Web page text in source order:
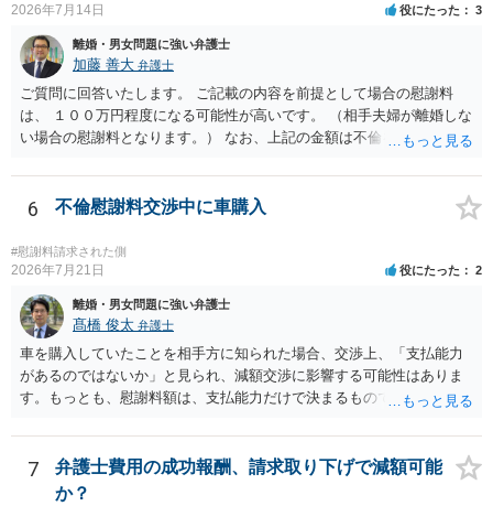
2026年7月14日 役にたった 3
離婚・男女問題に強い弁護士
加藤 善大 弁護士
ご質問に回答いたします。 ご記載の内容を前提として場合の慰謝料
は、 １００万円程度になる可能性が高いです。 （相手夫婦が離婚しな
い場合の慰謝料となります。） なお、上記の金額は不倫をした２名が
半額程度の支払を求める、 求償ができることになります。 その求償権
を放棄する場合の慰謝料相場は、６０万円から８０万円程度になるこ
とが多いです。 （相手夫婦が離婚しませんので、減額してでも求償権
を放棄してもらうメリットがあることになります。） ５年後に離婚す
る可能性について、慰謝料額に影響が出る可能性はないと考えます。
最後に、ご依頼になる場合の弁護士費用は、ご依頼になる弁護士によ
り異なりますので、直接ご確認いただくといいですよ。 ご質問に対す
る回答は以上ですが、可能であれば、ご依頼になるかは別にして、お
近くの弁護士に直接相談されて、今後の対応についてアドバイスを求
めることをおすすめいたします。 ご参考にしていただけますと幸いで
す。
6 不倫慰謝料交渉中に車購入
#慰謝料請求された側
2026年7月21日 役にたった 2
離婚・男女問題に強い弁護士
髙橋 俊太 弁護士
車を購入していたことを相手方に知られた場合、交渉上、「支払能力
があるのではないか」と見られ、減額交渉に影響する可能性はありま
す。もっとも、慰謝料額は、支払能力だけで決まるものではなく、不
響、離婚・別居の有無、証拠関係等によって判断されます。 ご記載の
ように、LINEのやり取りと数回の食事のみで性交渉がないのであれ
ば、原則として不貞慰謝料支払義務は否定されます。他方で、性交渉
7
弁護士費用の成功報酬、請求取り下げで減額可能
か？